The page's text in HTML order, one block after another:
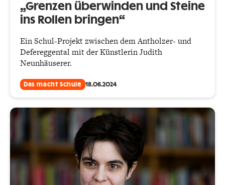
„Grenzen überwinden und Steine
ins Rollen bringen“
Ein Schul-Projekt zwischen dem Antholzer- und
Defereggental mit der Künstlerin Judith
Neunhäuserer.
Das macht Schule 18.06.2024